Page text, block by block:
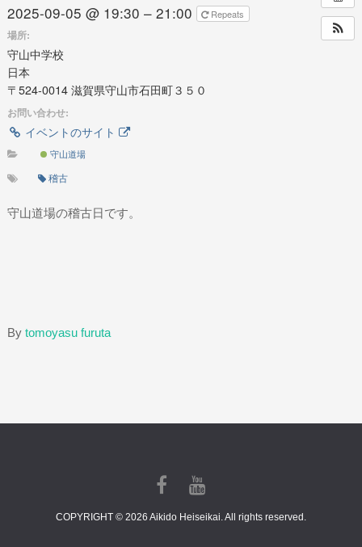
2025-09-05 @ 19:30 – 21:00 Repeats
場所:
守山中学校
日本
〒524-0014 滋賀県守山市石田町３５０
お問い合わせ:
イベントのサイト
守山道場
稽古
守山道場の稽古日です。
By tomoyasu furuta
COPYRIGHT © 2026 Aikido Heiseikai. All rights reserved.